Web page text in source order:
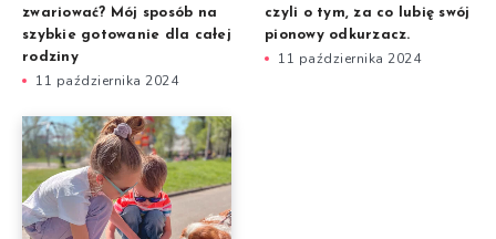
zwariować? Mój sposób na
szybkie gotowanie dla całej
rodziny
11 października 2024
czyli o tym, za co lubię swój
pionowy odkurzacz.
11 października 2024